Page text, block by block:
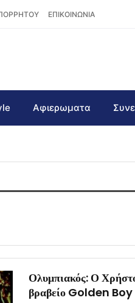
ΕΠΙΚΟΙΝΩΝΙΑ
Αφιερωματα
Ολυμπιακός: Ο
βραβείο Golden